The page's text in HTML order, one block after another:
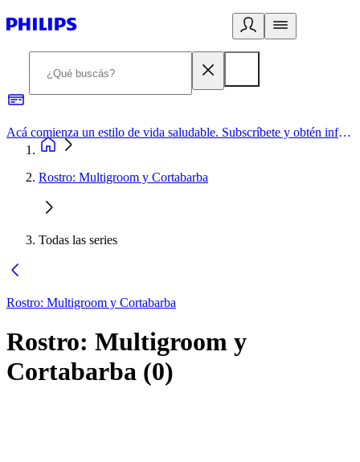
Acá comienza un estilo de vida saludable. Subscríbete y obtén información de primera mano
Rostro: Multigroom y Cortabarba
Todas las series
Rostro: Multigroom y Cortabarba
Rostro: Multigroom y
Cortabarba (0)